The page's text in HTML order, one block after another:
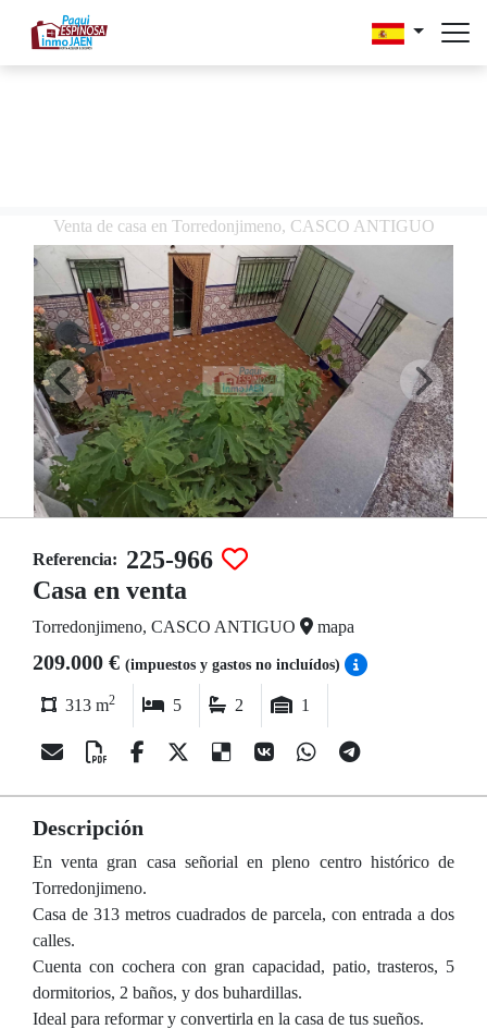
Venta de casa en Torredonjimeno, CASCO ANTIGUO
Referencia: 225-966
Casa en venta
Torredonjimeno, CASCO ANTIGUO mapa
209.000 € (impuestos y gastos no incluídos)
313 m2 5 2 1
Descripción
En venta gran casa señorial en pleno centro histórico de
Torredonjimeno.
Casa de 313 metros cuadrados de parcela, con entrada a dos
calles.
Cuenta con cochera con gran capacidad, patio, trasteros, 5
dormitorios, 2 baños, y dos buhardillas.
Ideal para reformar y convertirla en la casa de tus sueños.